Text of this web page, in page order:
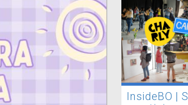
InsideBO |